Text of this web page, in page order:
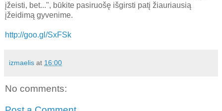
įžeisti, bet...", būkite pasiruošę išgirsti patį žiauriausią
įžeidimą gyvenime.
http://goo.gl/SxFSk
izmaelis at 16:00
No comments: